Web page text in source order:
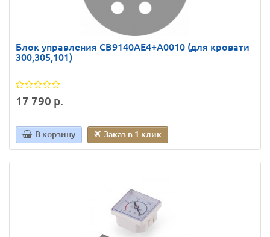
Блок управления CB9140AE4+A0010 (для кровати
300,305,101)
17 790 р.
В корзину Заказ в 1 клик